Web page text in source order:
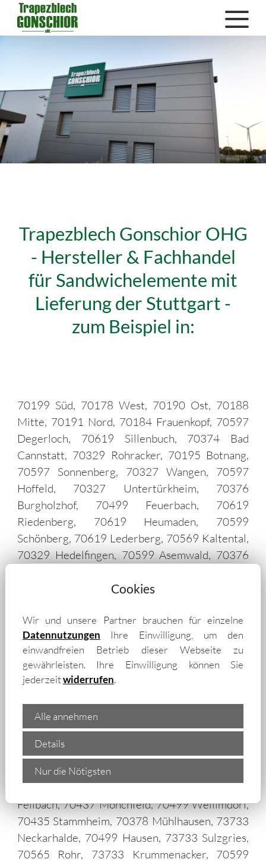
Trapezblech Gonschior OHG
- Hersteller & Fachhandel
für Sandwichelemente mit
Lieferung der Stuttgart -
zum Beispiel in:
70199 Süd, 70178 West, 70190 Ost, 70188
Mitte, 70191 Nord, 70184 Frauenkopf, 70597
Degerloch, 70619 Sillenbuch, 70374 Bad
Cannstatt, 70329 Rohracker, 70195 Botnang,
70597 Sonnenberg, 70327 Wangen, 70597
Hoffeld, 70327 Untertürkheim, 70376
Burgholzhof, 70499 Feuerbach, 70619
Riedenberg, 70619 Heumaden, 70599
Schönberg, 70619 Lederberg, 70569 Kaltental,
70329 Hedelfingen, 70599 Asemwald, 70376
70327 Luginsland, 70437 Zuffenhausen, 70329
Wolfbusch, 70437 Rot, 70327 Rotenberg,
70599 Birkach, 70378 Hofen, 70599 Steckfeld,
70378 Steinhaldenfeld, 70437 Freiberg, 70825
Korntal, 70565 Fasanenhof, 73760 Kemnat,
73760 Ruit, 70565 Vaihingen, 70437
Zazenhausen, 70499 Bergheim, 70439
Neuwirtshaus, 70599 Hohenheim, 70499
Giebel, 70810 Korntal-Münchingen, 70378
Neugereut, 73733 Mettingen, 73733 Brühl,
73750 Ostfildern, 70569 Büsnau, 73733 Weil,
70565 Dürrlewang, 73733 Rüdern, 70730
Fellbach, 70437 Mönchfeld, 70499 Weilimdorf,
70435 Stammheim, 70378 Mühlhausen, 73733
Neckarhalde, 70499 Hausen, 73733 Sulzgries,
70565 Rohr, 73733 Krummenacker, 70599
Cookies
Wir und unsere Partner brauchen für einzelne
Datennutzungen Ihre Einwilligung, um den
einwandfreien Betrieb dieser Webseite zu
gewährleisten. Ihre Einwilligung können Sie
jederzeitwiderrufen.
Alle annehmen
Details
Nur die Nötigsten